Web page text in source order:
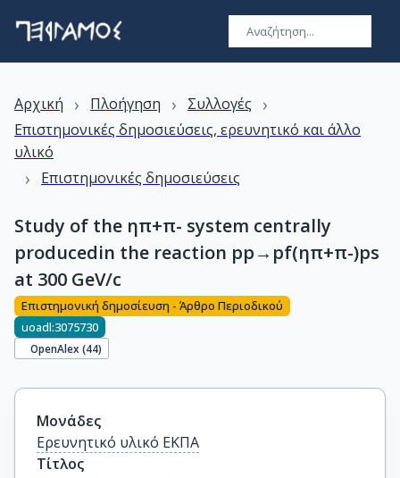
Αρχική › Πλοήγηση › Συλλογές ›
Επιστημονικές δημοσιεύσεις, ερευνητικό και άλλο
υλικό
› Επιστημονικές δημοσιεύσεις
Study of the ηπ+π- system centrally
producedin the reaction pp→pf(ηπ+π-)ps
at 300 GeV/c
Επιστημονική δημοσίευση - Άρθρο Περιοδικού
uoadl:3075730
OpenAlex (44)
Μονάδες
Ερευνητικό υλικό ΕΚΠΑ
Τίτλος